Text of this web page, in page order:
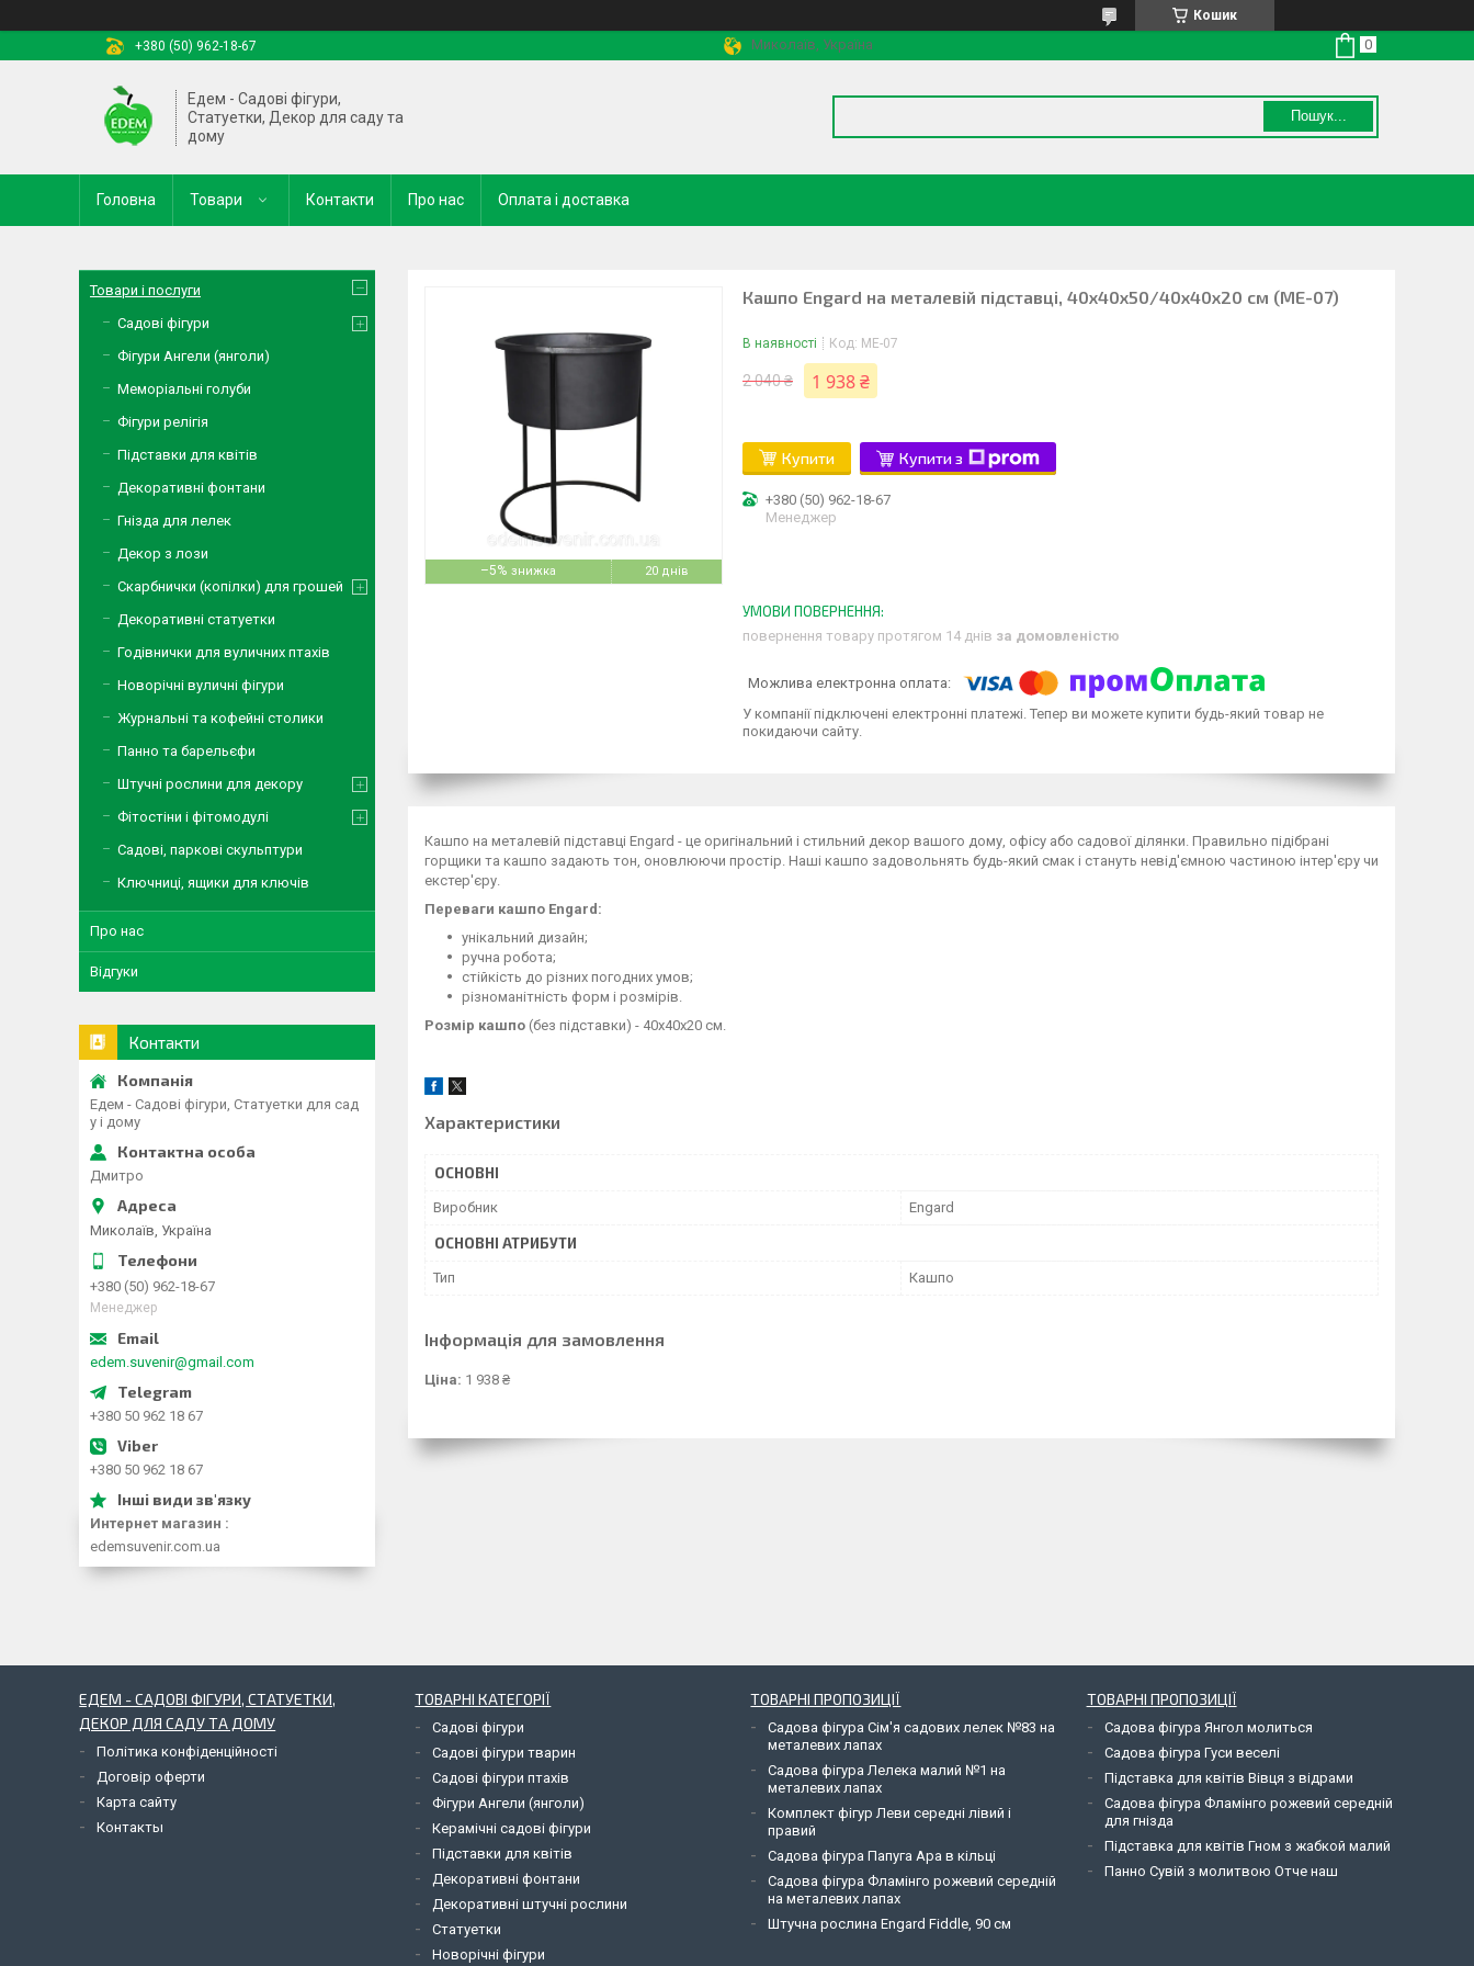
Кошик
+380 (50) 962-18-67
Миколаїв, Україна
Едем - Садові фігури,
Статуетки, Декор для саду та
дому
Пошук...
Головна Товари Контакти Про нас Оплата і доставка
–5% 20 днів
Кашпо Engard на металевій підставці, 40х40х50/40х40х20 см (ME-07)
В наявності Код: ME-07
2 040 ₴ 1 938 ₴
Купити Купити з
+380 (50) 962-18-67
Менеджер
повернення товару протягом 14 днів за домовленістю
У компанії підключені електронні платежі. Тепер ви можете купити будь-який товар не
покидаючи сайту.
Кашпо на металевій підставці Engard - це оригінальний і стильний декор вашого дому, офісу або садової ділянки. Правильно підібрані
горщики та кашпо задають тон, оновлюючи простір. Наші кашпо задовольнять будь-який смак і стануть невід'ємною частиною інтер'єру чи
екстер'єру.
Переваги кашпо Engard:
унікальний дизайн;
ручна робота;
стійкість до різних погодних умов;
різноманітність форм і розмірів.
Розмір кашпо (без підставки) - 40х40х20 см.
Характеристики
ОСНОВНІ
Виробник Engard
ОСНОВНІ АТРИБУТИ
Тип Кашпо
Інформація для замовлення
Ціна: 1 938 ₴
Товари і послуги
Садові фігури
Фігури Ангели (янголи)
Меморіальні голуби
Фігури релігія
Підставки для квітів
Декоративні фонтани
Гнізда для лелек
Декор з лози
Скарбнички (копілки) для грошей
Декоративні статуетки
Годівнички для вуличних птахів
Новорічні вуличні фігури
Журнальні та кофейні столики
Панно та барельєфи
Штучні рослини для декору
Фітостіни і фітомодулі
Садові, паркові скульптури
Ключниці, ящики для ключів
Про нас
Відгуки
Контакти
Едем - Садові фігури, Статуетки для сад
у і дому
Дмитро
Миколаїв, Україна
+380 (50) 962-18-67
Менеджер
edem.suvenir@gmail.com
+380 50 962 18 67
+380 50 962 18 67
Интернет магазин
edemsuvenir.com.ua
ЕДЕМ - САДОВІ ФІГУРИ, СТАТУЕТКИ,
ДЕКОР ДЛЯ САДУ ТА ДОМУ
Політика конфіденційності
Договір оферти
Карта сайту
Контакты
ТОВАРНІ КАТЕГОРІЇ
Садові фігури
Садові фігури тварин
Садові фігури птахів
Фігури Ангели (янголи)
Керамічні садові фігури
Підставки для квітів
Декоративні фонтани
Декоративні штучні рослини
Статуетки
Новорічні фігури
ТОВАРНІ ПРОПОЗИЦІЇ
Садова фігура Сім'я садових лелек №83 на
металевих лапах
Садова фігура Лелека малий №1 на
металевих лапах
Комплект фігур Леви середні лівий і
правий
Садова фігура Папуга Ара в кільці
Садова фігура Фламінго рожевий середній
на металевих лапах
Штучна рослина Engard Fiddle, 90 см
ТОВАРНІ ПРОПОЗИЦІЇ
Садова фігура Янгол молиться
Садова фігура Гуси веселі
Підставка для квітів Вівця з відрами
Садова фігура Фламінго рожевий середній
для гнізда
Підставка для квітів Гном з жабкой малий
Панно Сувій з молитвою Отче наш